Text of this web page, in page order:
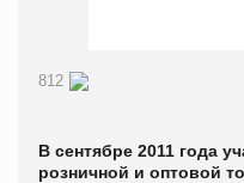
812
В сентябре 2011 года
розничной и оптовой